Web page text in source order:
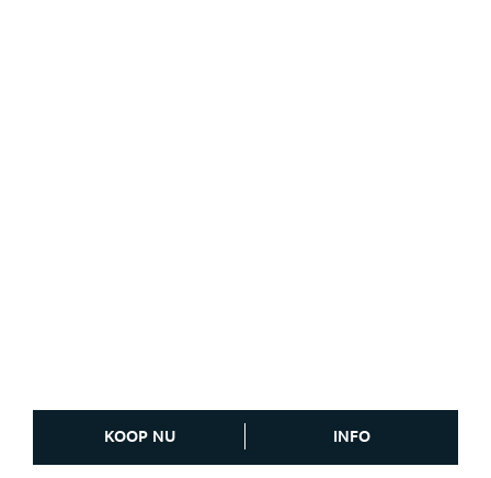
KOOP NU INFO